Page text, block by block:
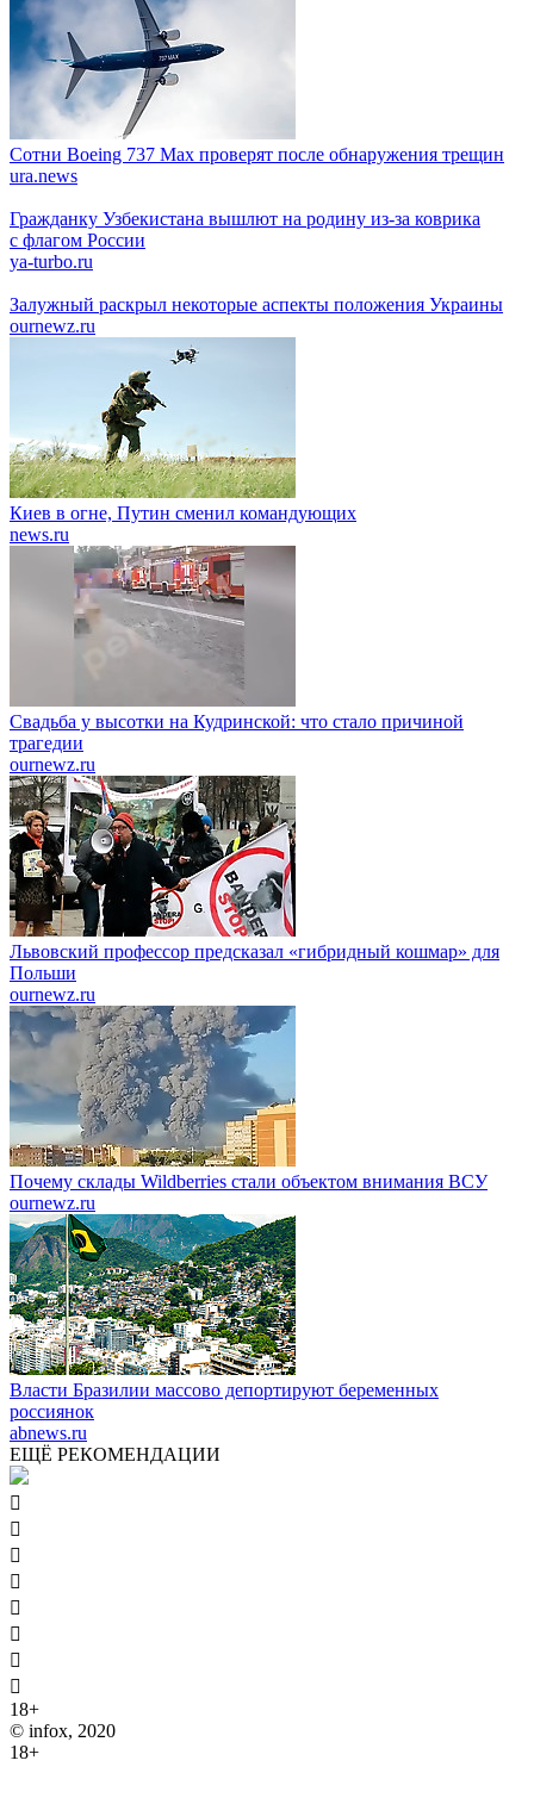
Сотни Boeing 737 Max проверят после обнаружения трещин
ura.news
Гражданку Узбекистана вышлют на родину из-за коврика
с флагом России
ya-turbo.ru
Залужный раскрыл некоторые аспекты положения Украины
ournewz.ru
Киев в огне, Путин сменил командующих
news.ru
Свадьба у высотки на Кудринской: что стало причиной
трагедии
ournewz.ru
Львовский профессор предсказал «гибридный кошмар» для
Польши
ournewz.ru
Почему склады Wildberries стали объектом внимания ВСУ
ournewz.ru
Власти Бразилии массово депортируют беременных
россиянок
abnews.ru
ЕЩЁ РЕКОМЕНДАЦИИ








18+
© infox, 2020
18+